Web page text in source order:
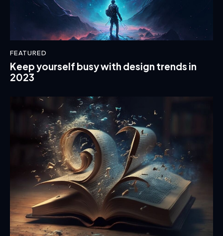
FEATURED
Keep yourself busy with design trends in
2023